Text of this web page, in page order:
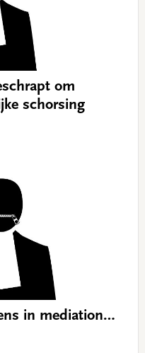
om
schorsing
in mediation…